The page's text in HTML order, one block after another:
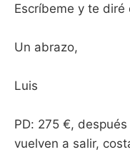
Escríbeme y te diré
Un abrazo,
Luis
PD: 275 €,
vuelven a salir,